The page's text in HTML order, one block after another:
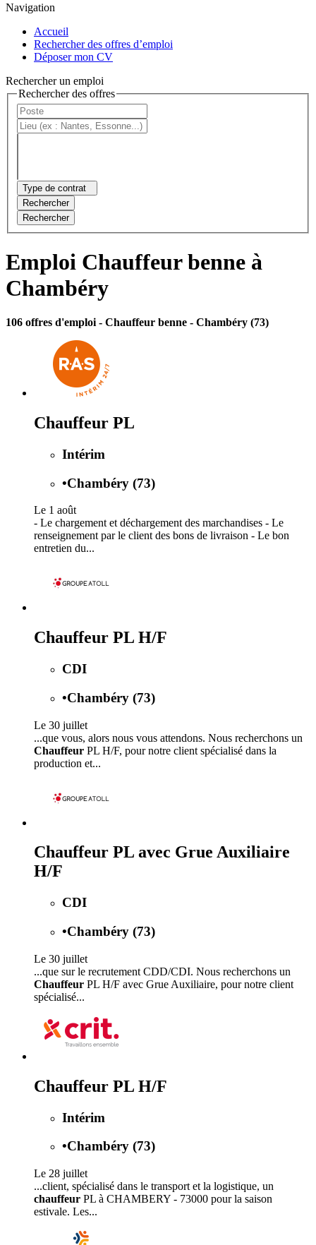
Navigation
Accueil
Rechercher des offres d’emploi
Déposer mon CV
Rechercher un emploi
Rechercher des offres
Type de contrat
Rechercher
Rechercher
Emploi Chauffeur benne à
Chambéry
106 offres d'emploi - Chauffeur benne - Chambéry (73)
Chauffeur PL
Intérim
•Chambéry (73)
Le 1 août
- Le chargement et déchargement des marchandises - Le
renseignement par le client des bons de livraison - Le bon
entretien du...
Chauffeur PL H/F
CDI
•Chambéry (73)
Le 30 juillet
...que vous, alors nous vous attendons. Nous recherchons un
Chauffeur PL H/F, pour notre client spécialisé dans la
production et...
Chauffeur PL avec Grue Auxiliaire
H/F
CDI
•Chambéry (73)
Le 30 juillet
...que sur le recrutement CDD/CDI. Nous recherchons un
Chauffeur PL H/F avec Grue Auxiliaire, pour notre client
spécialisé...
Chauffeur PL H/F
Intérim
•Chambéry (73)
Le 28 juillet
...client, spécialisé dans le transport et la logistique, un
chauffeur PL à CHAMBERY - 73000 pour la saison
estivale. Les...